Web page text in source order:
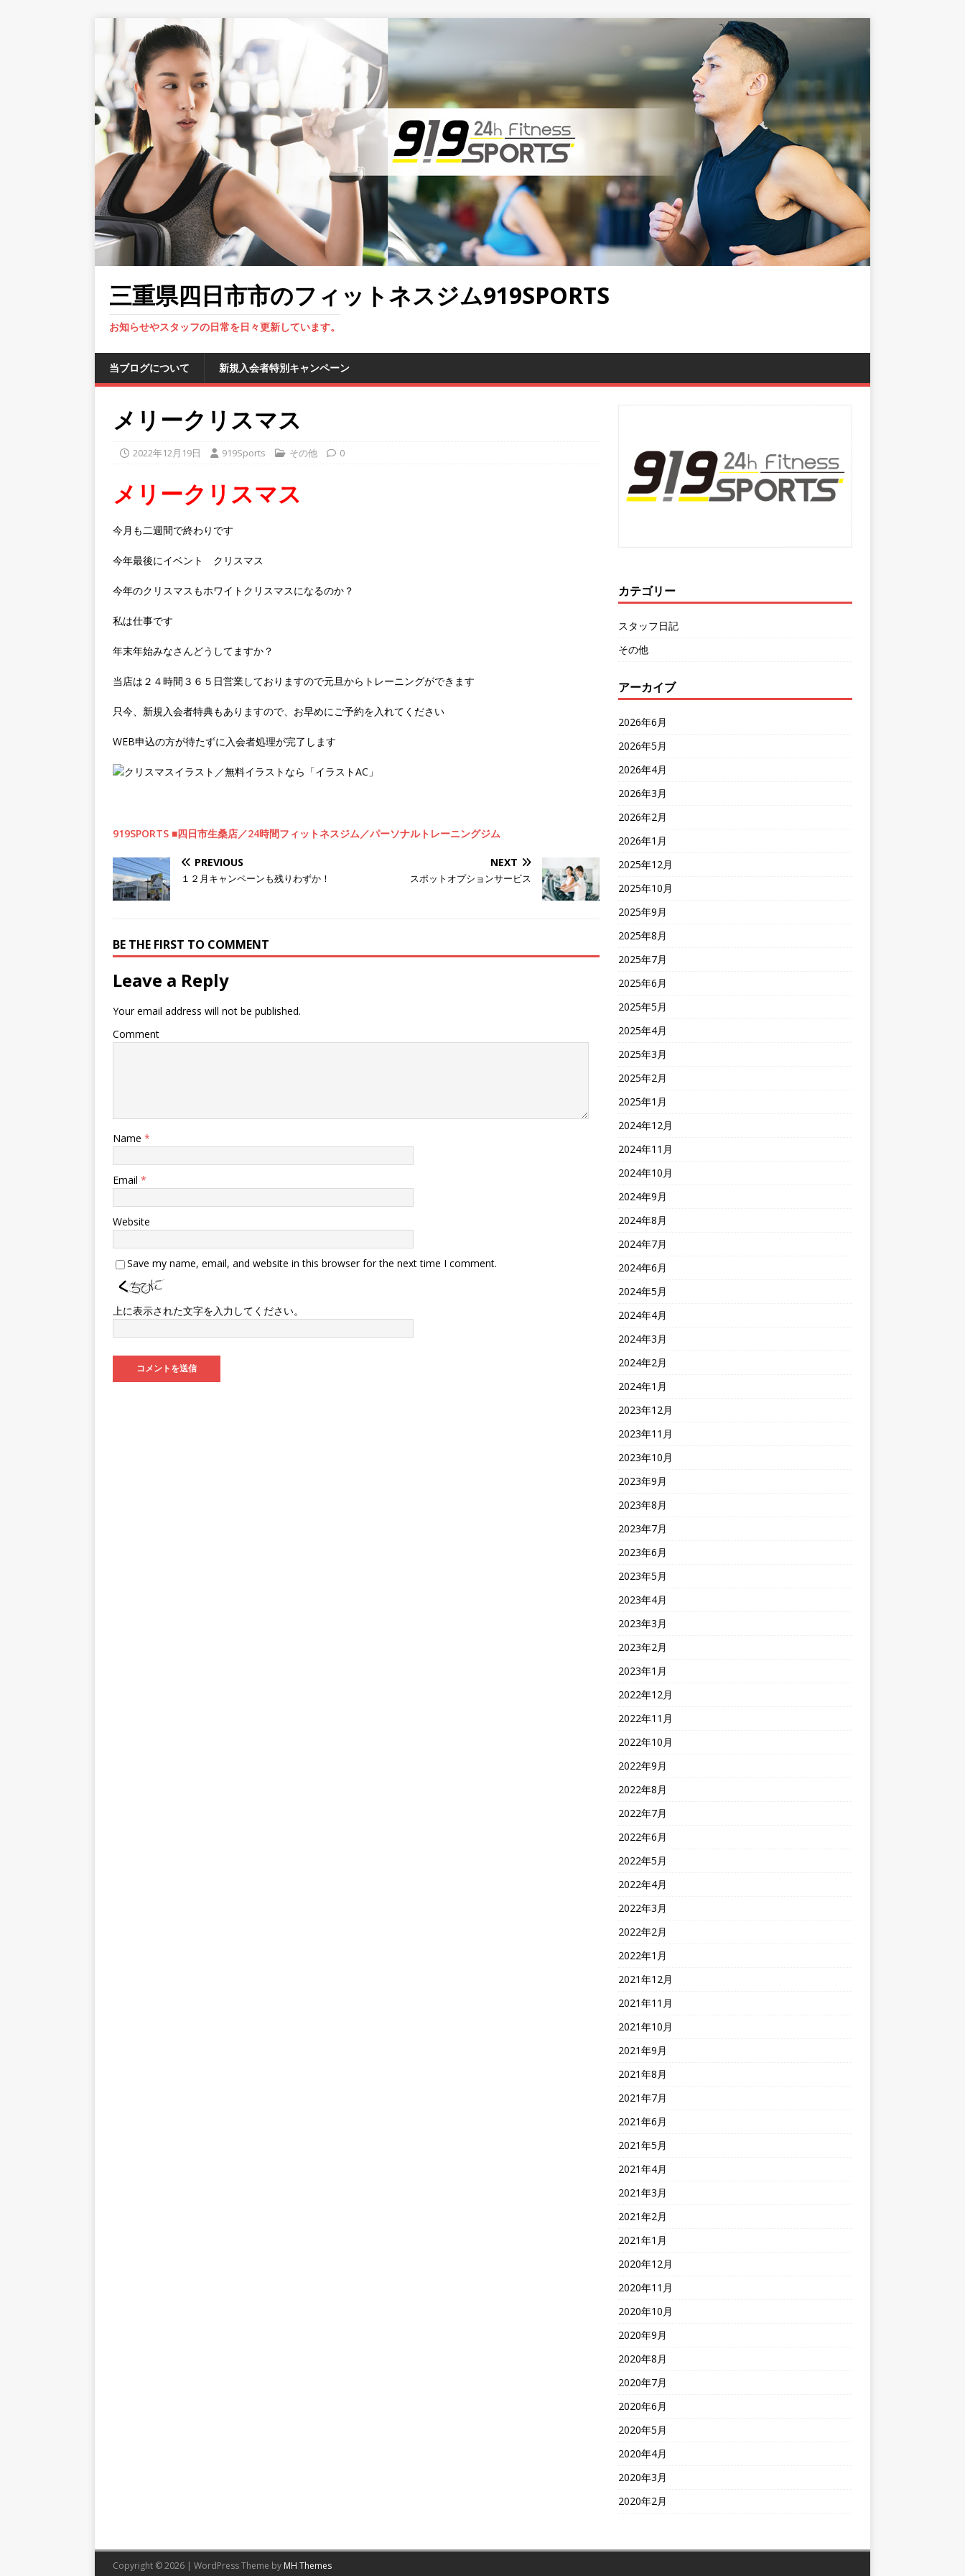
三重県四日市市のフィットネスジム919SPORTS
お知らせやスタッフの日常を日々更新しています。
当ブログについて 新規入会者特別キャンペーン
メリークリスマス
2022年12月19日 919Sports その他 0
メリークリスマス
今月も二週間で終わりです
今年最後にイベント クリスマス
今年のクリスマスもホワイトクリスマスになるのか？
私は仕事です
年末年始みなさんどうしてますか？
当店は２４時間３６５日営業しておりますので元旦からトレーニングができます
只今、新規入会者特典もありますので、お早めにご予約を入れてください
WEB申込の方が待たずに入会者処理が完了します
919SPORTS ■四日市生桑店／24時間フィットネスジム／パーソナルトレーニングジム
PREVIOUS
１２月キャンペーンも残りわずか！
NEXT
スポットオプションサービス
BE THE FIRST TO COMMENT
Leave a Reply
Your email address will not be published.
Comment
Name *
Email *
Website
Save my name, email, and website in this browser for the next time I comment.
上に表示された文字を入力してください。
カテゴリー
スタッフ日記
その他
アーカイブ
2026年6月
2026年5月
2026年4月
2026年3月
2026年2月
2026年1月
2025年12月
2025年10月
2025年9月
2025年8月
2025年7月
2025年6月
2025年5月
2025年4月
2025年3月
2025年2月
2025年1月
2024年12月
2024年11月
2024年10月
2024年9月
2024年8月
2024年7月
2024年6月
2024年5月
2024年4月
2024年3月
2024年2月
2024年1月
2023年12月
2023年11月
2023年10月
2023年9月
2023年8月
2023年7月
2023年6月
2023年5月
2023年4月
2023年3月
2023年2月
2023年1月
2022年12月
2022年11月
2022年10月
2022年9月
2022年8月
2022年7月
2022年6月
2022年5月
2022年4月
2022年3月
2022年2月
2022年1月
2021年12月
2021年11月
2021年10月
2021年9月
2021年8月
2021年7月
2021年6月
2021年5月
2021年4月
2021年3月
2021年2月
2021年1月
2020年12月
2020年11月
2020年10月
2020年9月
2020年8月
2020年7月
2020年6月
2020年5月
2020年4月
2020年3月
2020年2月
Copyright © 2026 | WordPress Theme by MH Themes